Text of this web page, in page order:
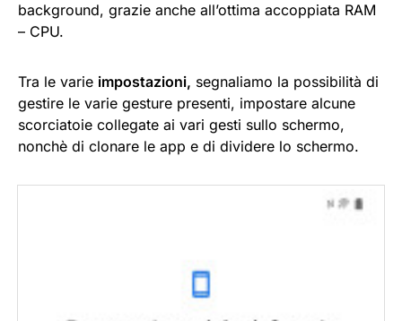
background, grazie anche all’ottima accoppiata RAM
– CPU.
Tra le varie impostazioni, segnaliamo la possibilità di
gestire le varie gesture presenti, impostare alcune
scorciatoie collegate ai vari gesti sullo schermo,
nonchè di clonare le app e di dividere lo schermo.